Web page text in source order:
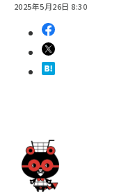
2025年5月26日 8:30